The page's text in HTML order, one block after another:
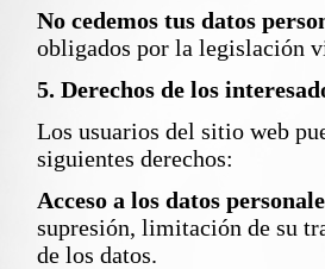
No cedemos tus datos
obligados por la legislación
5. Derechos de los
Los usuarios del sitio web
siguientes derechos:
Acceso a los datos
supresión, limitación de su
de los datos.